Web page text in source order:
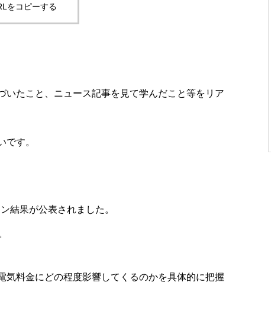
をコピーする
たこと、ニュース記事を見て学んだこと等をリア
す。
結果が公表されました。
料金にどの程度影響してくるのかを具体的に把握